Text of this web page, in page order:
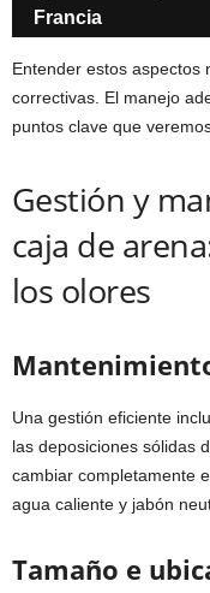
Francia
Entender estos aspectos
correctivas. El manejo
puntos clave que
Gestión y
caja de
los olores
Una gestión eficiente
las deposiciones sólidas
cambiar completamente
agua caliente y jabón
Tamaño e